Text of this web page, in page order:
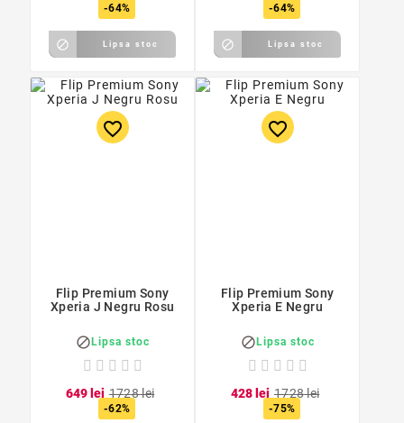
-64%
 Lipsa stoc
-64%
 Lipsa stoc
favorite_border
Flip Premium Sony
Xperia J Negru Rosu
 Lipsa stoc
649lei 1728lei
-62%
favorite_border
Flip Premium Sony
Xperia E Negru
 Lipsa stoc
428lei 1728lei
-75%